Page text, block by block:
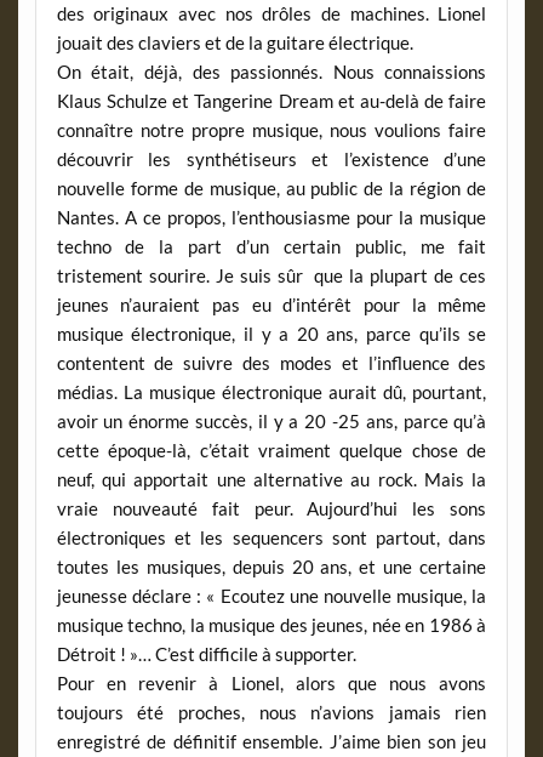
des originaux avec nos drôles de machines. Lionel
jouait des claviers et de la guitare électrique.
On était, déjà, des passionnés. Nous connaissions
Klaus Schulze et Tangerine Dream et au-delà de faire
connaître notre propre musique, nous voulions faire
découvrir les synthétiseurs et l’existence d’une
nouvelle forme de musique, au public de la région de
Nantes. A ce propos, l’enthousiasme pour la musique
techno de la part d’un certain public, me fait
tristement sourire. Je suis sûr que la plupart de ces
jeunes n’auraient pas eu d’intérêt pour la même
musique électronique, il y a 20 ans, parce qu’ils se
contentent de suivre des modes et l’influence des
médias. La musique électronique aurait dû, pourtant,
avoir un énorme succès, il y a 20 -25 ans, parce qu’à
cette époque-là, c’était vraiment quelque chose de
neuf, qui apportait une alternative au rock. Mais la
vraie nouveauté fait peur. Aujourd’hui les sons
électroniques et les sequencers sont partout, dans
toutes les musiques, depuis 20 ans, et une certaine
jeunesse déclare : « Ecoutez une nouvelle musique, la
musique techno, la musique des jeunes, née en 1986 à
Détroit ! »… C’est difficile à supporter.
Pour en revenir à Lionel, alors que nous avons
toujours été proches, nous n’avions jamais rien
enregistré de définitif ensemble. J’aime bien son jeu